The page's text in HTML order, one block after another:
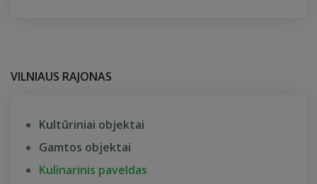
VILNIAUS RAJONAS
Kultūriniai objektai
Gamtos objektai
Kulinarinis paveldas